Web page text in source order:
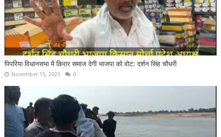
पिपरिया विधानसभा में किरार समाज देगी भाजपा को वोट: दर्शन सिंह चौधरी
November 15, 2023 0